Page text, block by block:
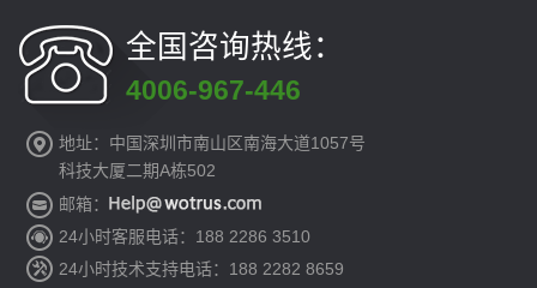
全国咨询热线：
4006-967-446
地址：中国深圳市南山区南海大道1057号
科技大厦二期A栋502
邮箱：
24小时客服电话：188 2286 3510
24小时技术支持电话：188 2282 8659